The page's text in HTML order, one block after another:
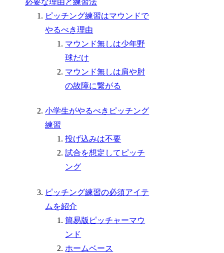
ピッチング練習はマウンドで
やるべき理由
マウンド無しは少年野
球だけ
マウンド無しは肩や肘
の故障に繋がる
小学生がやるべきピッチング
練習
投げ込みは不要
試合を想定してピッチ
ング
ピッチング練習の必須アイテ
ムを紹介
簡易版ピッチャーマウ
ンド
ホームベース